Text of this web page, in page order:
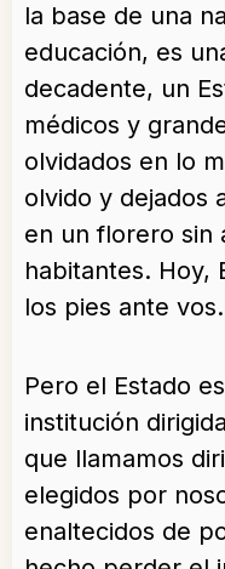
la base de una
educación, es
decadente, un
médicos y
olvidados en lo
olvido y dejados
en un florero sin
habitantes. Hoy,
los pies ante vos.
Pero el Estado
institución
que llamamos
elegidos por
enaltecidos de